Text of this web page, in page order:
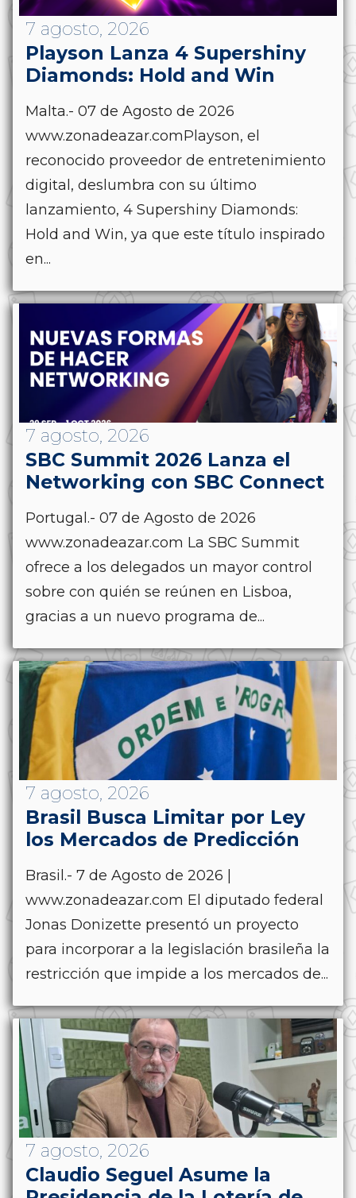
7 agosto, 2026
Playson Lanza 4 Supershiny
Diamonds: Hold and Win
Malta.- 07 de Agosto de 2026
www.zonadeazar.comPlayson, el
reconocido proveedor de entretenimiento
digital, deslumbra con su último
lanzamiento, 4 Supershiny Diamonds:
Hold and Win, ya que este título inspirado
en...
7 agosto, 2026
SBC Summit 2026 Lanza el
Networking con SBC Connect
Portugal.- 07 de Agosto de 2026
www.zonadeazar.com La SBC Summit
ofrece a los delegados un mayor control
sobre con quién se reúnen en Lisboa,
gracias a un nuevo programa de...
7 agosto, 2026
Brasil Busca Limitar por Ley
los Mercados de Predicción
Brasil.- 7 de Agosto de 2026 |
www.zonadeazar.com El diputado federal
Jonas Donizette presentó un proyecto
para incorporar a la legislación brasileña la
restricción que impide a los mercados de...
7 agosto, 2026
Claudio Seguel Asume la